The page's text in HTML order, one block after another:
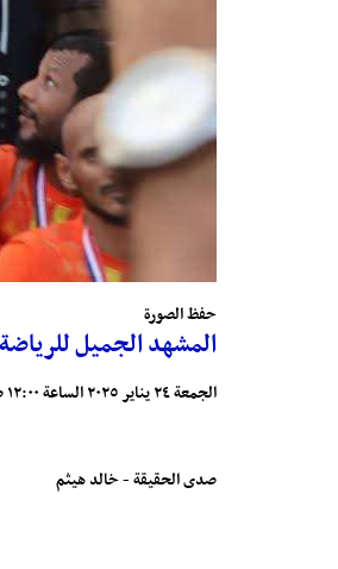
حفظ الصورة
المشهد الجميل
الجمعة ٢٤ يناير ٢٠٢٥ الساعة ١٢:٠٠ صباحاً
صدى الحقيقة - خالد هيثم